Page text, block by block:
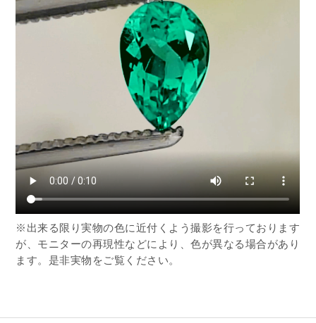
※出来る限り実物の色に近付くよう撮影を行っております
が、モニターの再現性などにより、色が異なる場合があり
ます。是非実物をご覧ください。